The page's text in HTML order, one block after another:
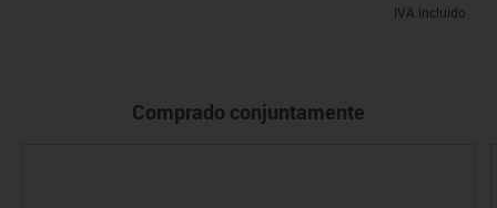
IVA incluido
Comprado conjuntamente